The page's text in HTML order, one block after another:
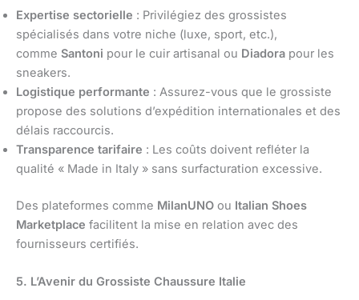
Expertise sectorielle : Privilégiez des grossistes
spécialisés dans votre niche (luxe, sport, etc.),
comme Santoni pour le cuir artisanal ou Diadora pour les
sneakers.
Logistique performante : Assurez-vous que le grossiste
propose des solutions d’expédition internationales et des
délais raccourcis.
Transparence tarifaire : Les coûts doivent refléter la
qualité « Made in Italy » sans surfacturation excessive.
Des plateformes comme MilanUNO ou Italian Shoes
Marketplace facilitent la mise en relation avec des
fournisseurs certifiés.
5. L’Avenir du Grossiste Chaussure Italie